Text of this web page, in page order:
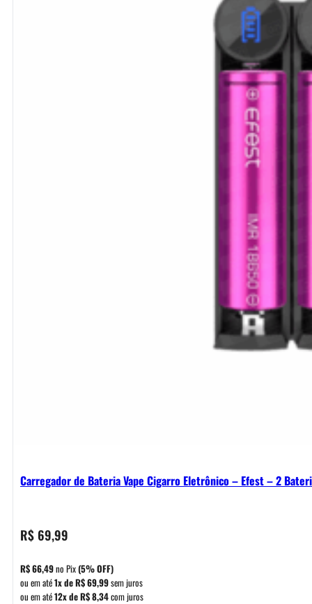
Carregador de Bateria Vape Cigarro Eletrônico – Efest – 2
R$ 69,99
R$66,49no Pix(5% OFF)
ou em até1x deR$69,99sem juros
ou em até12x deR$8,34com juros